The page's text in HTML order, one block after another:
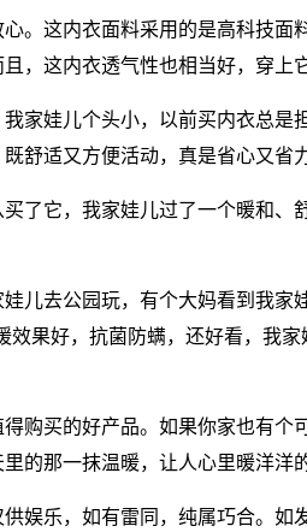
。这内衣面料采用的是高科技
，这内衣透气性也相当好，穿上
家娃儿个头小，以前买内衣总
舒适又方便活动，真是省心又省力
了它，我家娃儿过了一个暖和
儿去公园玩，有个大妈看到我
效果好，抗菌防螨，还好看，我
购买的好产品。如果你家也有
的那一抹温暖，让人心里暖洋洋的
娱乐，如有雷同，纯属巧合。如